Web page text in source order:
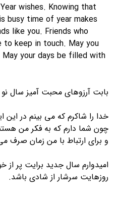
wishes. Knowing that
busy time of year makes
like you. Friends who
keep in touch. May you
your days be filled with
بابت آرزوهای محبت آمیز سال
خدا را شاکرم که می بینم در این
چون شما دارم که به فکر من
و برای ارتباط با من زمان صرف
امیدوارم سال جدید برایت پر
روزهایت سرشار از شادی باشد.